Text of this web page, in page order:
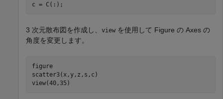
c = C(:);
3 次元散布図を作成し、 view を使用して Figure の Axes の
角度を変更します。
figure
scatter3(x,y,z,s,c)
view(40,35)